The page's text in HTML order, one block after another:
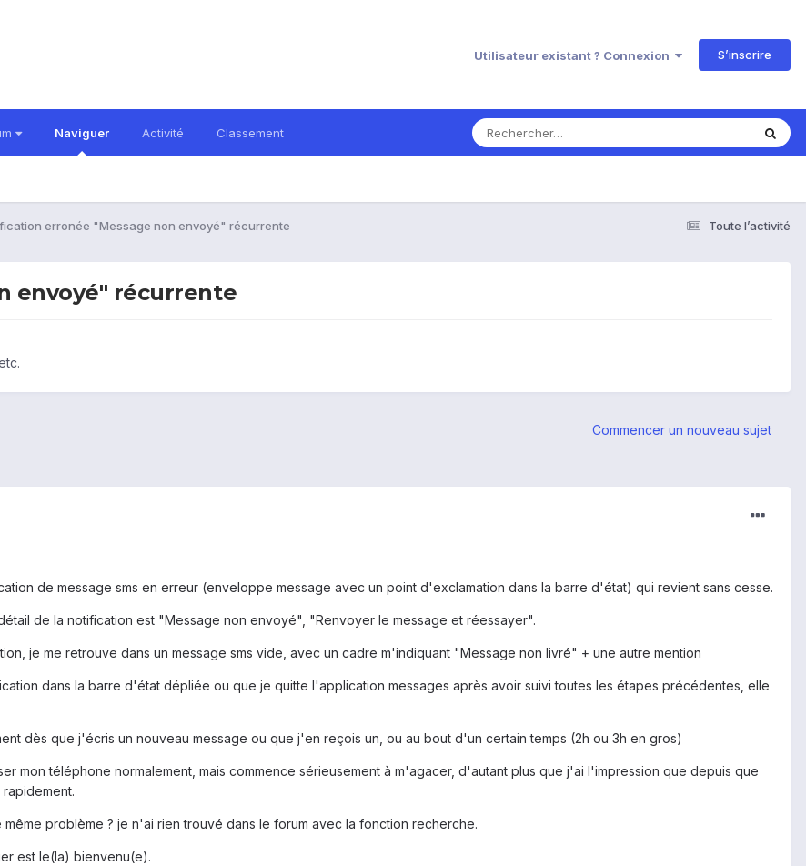
Utilisateur existant ? Connexion S’inscrire
Naviguer Activité Classement
Toute l’activité
erronée "Message non envoyé" récurrente
envoyé" récurrente
Commencer un nouveau sujet
de message sms en erreur (enveloppe message avec un point d'exclamation dans la barre d'état) qui revient sans cesse.
de la notification est "Message non envoyé", "Renvoyer le message et réessayer".
je me retrouve dans un message sms vide, avec un cadre m'indiquant "Message non livré" + une autre mention
dans la barre d'état dépliée ou que je quitte l'application messages après avoir suivi toutes les étapes précédentes, elle
dès que j'écris un nouveau message ou que j'en reçois un, ou au bout d'un certain temps (2h ou 3h en gros)
mon téléphone normalement, mais commence sérieusement à m'agacer, d'autant plus que j'ai l'impression que depuis que
problème ? je n'ai rien trouvé dans le forum avec la fonction recherche.
est le(la) bienvenu(e).